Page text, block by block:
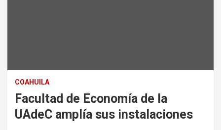
COAHUILA
Facultad de Economía de la
UAdeC amplía sus instalaciones